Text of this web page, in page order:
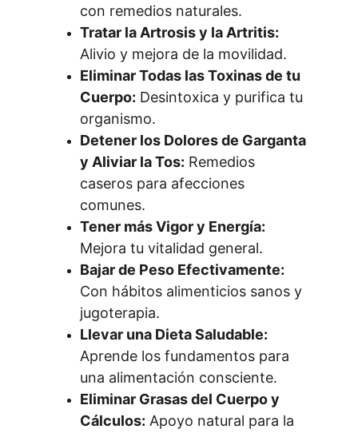
con remedios naturales.
Tratar la Artrosis y la Artritis:
Alivio y mejora de la movilidad.
Eliminar Todas las Toxinas de tu
Cuerpo: Desintoxica y purifica tu
organismo.
Detener los Dolores de Garganta
y Aliviar la Tos: Remedios
caseros para afecciones
comunes.
Tener más Vigor y Energía:
Mejora tu vitalidad general.
Bajar de Peso Efectivamente:
Con hábitos alimenticios sanos y
jugoterapia.
Llevar una Dieta Saludable:
Aprende los fundamentos para
una alimentación consciente.
Eliminar Grasas del Cuerpo y
Cálculos: Apoyo natural para la